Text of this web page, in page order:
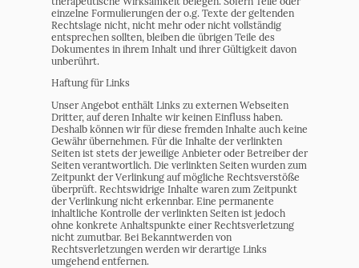
einzelne Formulierungen der o.g. Texte der geltenden
Rechtslage nicht, nicht mehr oder nicht vollständig
entsprechen sollten, bleiben die übrigen Teile des
Dokumentes in ihrem Inhalt und ihrer Gültigkeit davon
unberührt.
Haftung für Links
Unser Angebot enthält Links zu externen Webseiten
Dritter, auf deren Inhalte wir keinen Einfluss haben.
Deshalb können wir für diese fremden Inhalte auch keine
Gewähr übernehmen. Für die Inhalte der verlinkten
Seiten ist stets der jeweilige Anbieter oder Betreiber der
Seiten verantwortlich. Die verlinkten Seiten wurden zum
Zeitpunkt der Verlinkung auf mögliche Rechtsverstöße
überprüft. Rechtswidrige Inhalte waren zum Zeitpunkt
der Verlinkung nicht erkennbar. Eine permanente
inhaltliche Kontrolle der verlinkten Seiten ist jedoch
ohne konkrete Anhaltspunkte einer Rechtsverletzung
nicht zumutbar. Bei Bekanntwerden von
Rechtsverletzungen werden wir derartige Links
umgehend entfernen.